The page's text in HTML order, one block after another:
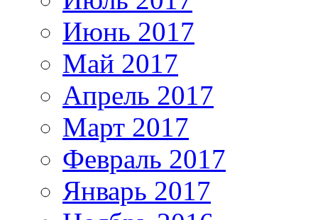
Июнь 2017
Май 2017
Апрель 2017
Март 2017
Февраль 2017
Январь 2017